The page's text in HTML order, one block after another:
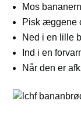
Mos
Pisk æggene
Ned i en lille
Ind i en
Når den er